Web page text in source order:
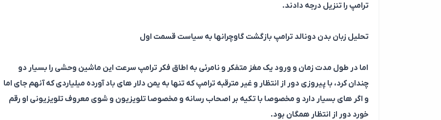
ترامپ را تنزیل درجه دادند.
تحلیل زبان بدن دونالد ترامپ بازگشت گاوچرانها به سیاست قسمت اول
اما در طول مدت زمان و ورود یک مغز متفکر و نامرئی به اطاق فکر ترامپ سرعت این ماشین وحشی را بسیار دو
چندان کرد، با پیروزی دور از انتظار و غیر مترقبه ترامپ که تنها به یمن دلار های باد آورده میلیاردی که آنهم جای اما
و اگر های بسیار دارد و مخصوصا با تکیه بر اصحاب رسانه و مخصوصا تلویزیون و شوی معروف تلویزیونی او رقم
خورد دور از انتظار همگان بود.